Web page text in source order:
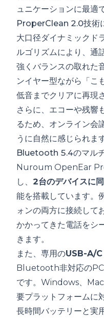
ュニケーションに最適
ProperClean 2.0技術
大口径ダイナミックド
ルゴリズムにより、通
強くバランスの取れた
ンイヤー型ながら「こ
低音までクリアに再現
さらに、エコーや残
るため、オンライン会
うに自然に感じられます
Bluetooth 5.4のマル
Nuroum OpenEar
し、 2台のデバイスに
能を搭載しています。
ォンの両方に接続して
かかってきた電話をシ
きます。
また、専用のUSB-A/C
Bluetooth非対応のPC
です。Windows、
要プラットフォームに
長時間バッテリーと実